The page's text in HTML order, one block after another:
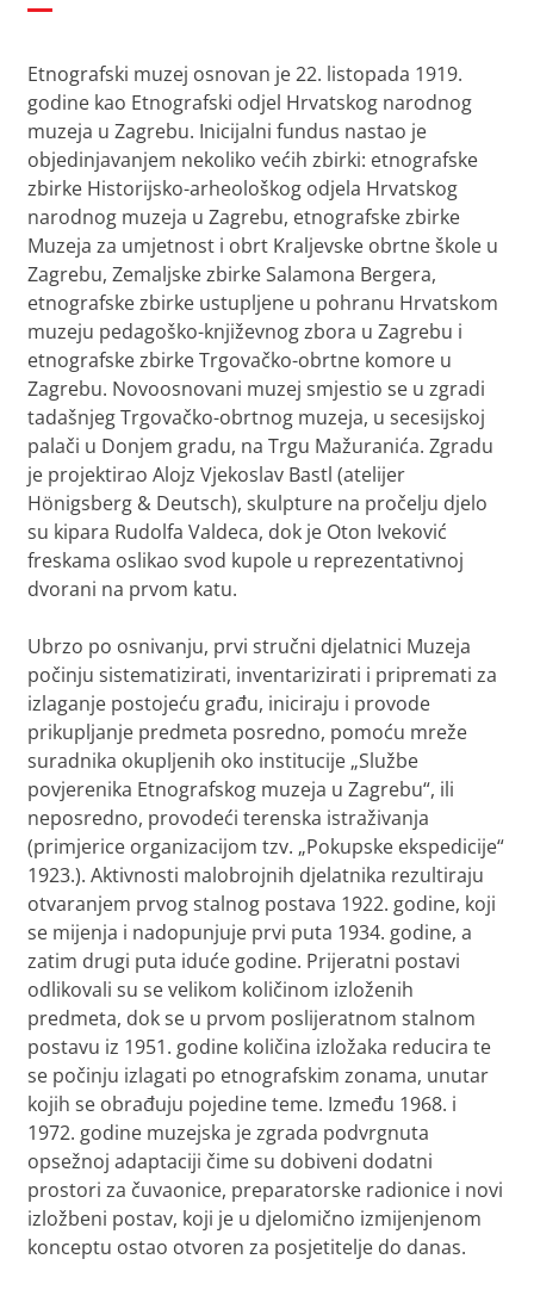
Etnografski muzej osnovan je 22. listopada 1919.
godine kao Etnografski odjel Hrvatskog narodnog
muzeja u Zagrebu. Inicijalni fundus nastao je
objedinjavanjem nekoliko većih zbirki: etnografske
zbirke Historijsko-arheološkog odjela Hrvatskog
narodnog muzeja u Zagrebu, etnografske zbirke
Muzeja za umjetnost i obrt Kraljevske obrtne škole u
Zagrebu, Zemaljske zbirke Salamona Bergera,
etnografske zbirke ustupljene u pohranu Hrvatskom
muzeju pedagoško-književnog zbora u Zagrebu i
etnografske zbirke Trgovačko-obrtne komore u
Zagrebu. Novoosnovani muzej smjestio se u zgradi
tadašnjeg Trgovačko-obrtnog muzeja, u secesijskoj
palači u Donjem gradu, na Trgu Mažuranića. Zgradu
je projektirao Alojz Vjekoslav Bastl (atelijer
Hönigsberg & Deutsch), skulpture na pročelju djelo
su kipara Rudolfa Valdeca, dok je Oton Iveković
freskama oslikao svod kupole u reprezentativnoj
dvorani na prvom katu.
Ubrzo po osnivanju, prvi stručni djelatnici Muzeja
počinju sistematizirati, inventarizirati i pripremati za
izlaganje postojeću građu, iniciraju i provode
prikupljanje predmeta posredno, pomoću mreže
suradnika okupljenih oko institucije „Službe
povjerenika Etnografskog muzeja u Zagrebu“, ili
neposredno, provodeći terenska istraživanja
(primjerice organizacijom tzv. „Pokupske ekspedicije“
1923.). Aktivnosti malobrojnih djelatnika rezultiraju
otvaranjem prvog stalnog postava 1922. godine, koji
se mijenja i nadopunjuje prvi puta 1934. godine, a
zatim drugi puta iduće godine. Prijeratni postavi
odlikovali su se velikom količinom izloženih
predmeta, dok se u prvom poslijeratnom stalnom
postavu iz 1951. godine količina izložaka reducira te
se počinju izlagati po etnografskim zonama, unutar
kojih se obrađuju pojedine teme. Između 1968. i
1972. godine muzejska je zgrada podvrgnuta
opsežnoj adaptaciji čime su dobiveni dodatni
prostori za čuvaonice, preparatorske radionice i novi
izložbeni postav, koji je u djelomično izmijenjenom
konceptu ostao otvoren za posjetitelje do danas.